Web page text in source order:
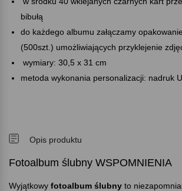
bibułą
do każdego albumu załączamy
(500szt.) umożliwiających przyklejenie
wymiary: 30,5 x 31 cm
metoda wykonania personalizacji: nadruk
Opis produktu
Fotoalbum ślubny WSPOMNIENIA
Wyjątkowy fotoalbum ślubny to